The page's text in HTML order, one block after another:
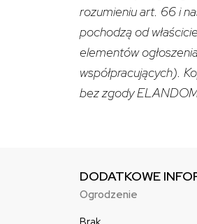
rozumieniu art. 66 i
pochodzą od
elementów
współpracujących).
bez zgody
DODATKOWE
Ogrodzenie